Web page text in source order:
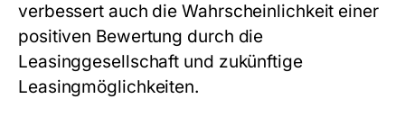
verbessert auch die Wahrscheinlichkeit einer
positiven Bewertung durch die
Leasinggesellschaft und zukünftige
Leasingmöglichkeiten.